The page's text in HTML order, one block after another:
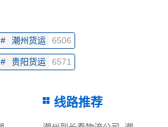
# 潮州货运 6506
# 贵阳货运 6571
线路推荐